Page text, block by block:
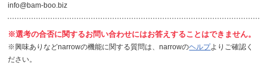
info@bam-boo.biz
※選考の合否に関するお問い合わせにはお答えすることはできません。
※興味ありなどnarrowの機能に関する質問は、narrowのヘルプよりご確認く
ださい。